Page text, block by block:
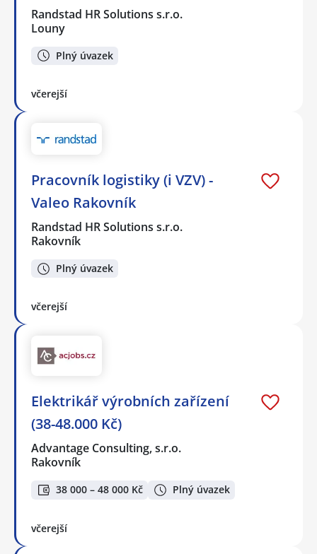
Randstad HR Solutions s.r.o.
Louny
Plný úvazek
včerejší
Pracovník logistiky (i VZV) -
Valeo Rakovník
Randstad HR Solutions s.r.o.
Rakovník
Plný úvazek
včerejší
Elektrikář výrobních zařízení
(38-48.000 Kč)
Advantage Consulting, s.r.o.
Rakovník
38 000 – 48 000 Kč Plný úvazek
včerejší